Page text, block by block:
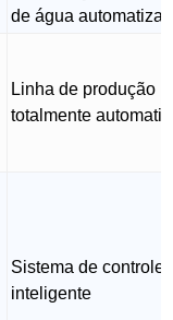
de água
Linha de produção
totalmente
Sistema de controle
inteligente